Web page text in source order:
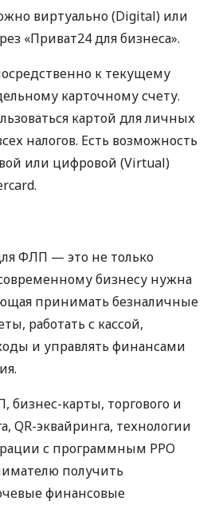
виртуально (Digital) или
«Приват24 для бизнеса».
к текущему
карточному счету.
картой для личных
налогов. Есть возможность
или цифровой (Virtual)
ФЛП — это не только
бизнесу нужна
принимать безналичные
работать с кассой,
и управлять финансами
бизнес-карты, торгового и
QR-эквайринга, технологии
с программным РРО
получить
финансовые